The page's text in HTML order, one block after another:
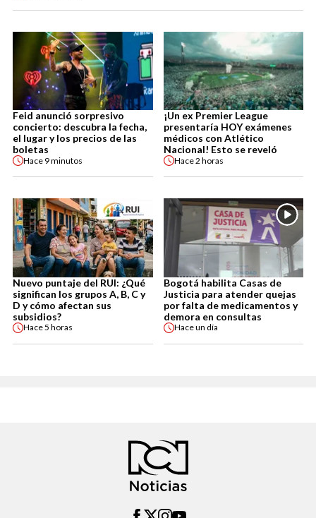
Feid anunció sorpresivo
concierto: descubra la fecha,
el lugar y los precios de las
boletas
Hace 9 minutos
¡Un ex Premier League
presentaría HOY exámenes
médicos con Atlético
Nacional! Esto se reveló
Hace2 horas
Nuevo puntaje del RUI: ¿Qué
significan los grupos A, B, C y
D y cómo afectan sus
subsidios?
Hace5 horas
Bogotá habilita Casas de
Justicia para atender quejas
por falta de medicamentos y
demora en consultas
Haceun día